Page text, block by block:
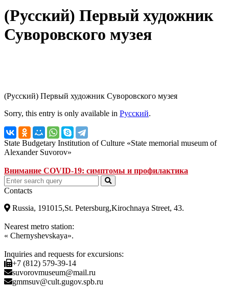
(Русский) Первый художник
Суворовского музея
(Русский) Первый художник Суворовского музея
Sorry, this entry is only available in Русский.
State Budgetary Institution of Culture «State memorial museum of
Alexander Suvorov»
Внимание COVID-19: симптомы и профилактика
Contacts
Russia, 191015,St. Petersburg,Kirochnaya Street, 43.
Nearest metro station:
« Chernyshevskaya».
Inquiries and requests for excursions:
+7 (812) 579-39-14
suvorovmuseum@mail.ru
gmmsuv@cult.gugov.spb.ru